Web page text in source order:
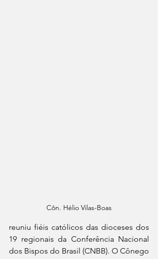
Côn. Hélio Vilas-Boas
reuniu fiéis católicos das dioceses dos
19 regionais da Conferência Nacional
dos Bispos do Brasil (CNBB). O Cônego